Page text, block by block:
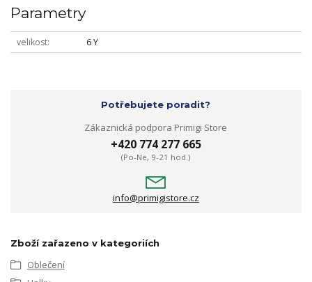
Parametry
velikost 6 Y
Potřebujete poradit?
Zákaznická podpora Primigi Store
+420 774 277 665
(Po-Ne, 9-21 hod.)
info@primigistore.cz
Zboží zařazeno v kategoriích
Oblečení